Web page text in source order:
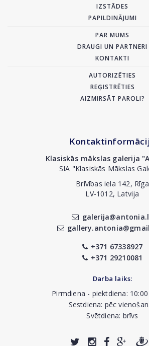
IZSTĀDES
PAPILDINĀJUMI
PAR MUMS
DRAUGI UN PARTNERI
KONTAKTI
AUTORIZĒTIES
REĢISTRĒTIES
AIZMIRSĀT PAROLI?
Klasiskās mākslas galerija
SIA "Klasiskās Mākslas
Brīvības iela 142, Rīga
LV-1012, Latvija
+371 67338927
+371 29210081
Darba laiks:
Pirmdiena - piektdiena:
Sestdiena: pēc
Svētdiena: brīvs